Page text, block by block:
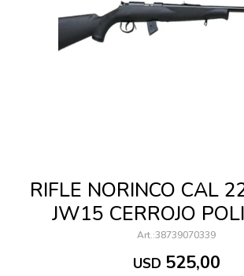
RIFLE NORINCO CAL
JW15 CERROJO
38739070339
USD 525,00